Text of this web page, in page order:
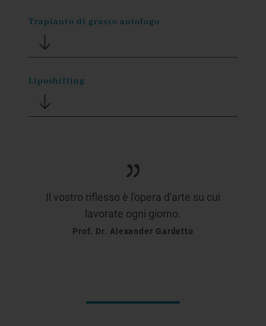
Trapianto di grasso autologo
Liposhifting
Il vostro riflesso è l'opera d'arte su cui
lavorate ogni giorno.
Prof. Dr. Alexander Gardetto